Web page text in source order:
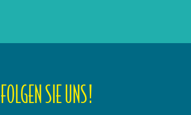
FOLGEN SIE UNS!